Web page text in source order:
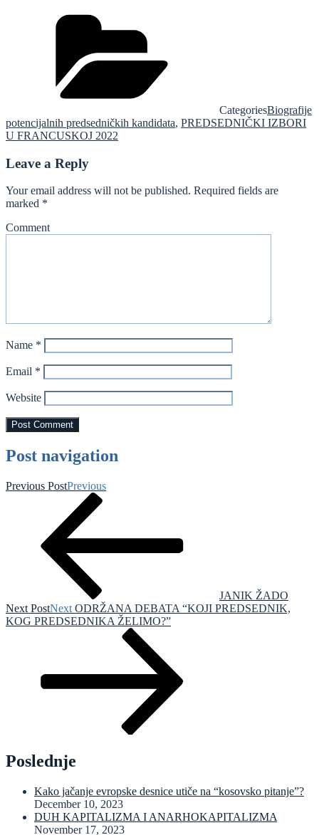
CategoriesBiografije
potencijalnih predsedničkih kandidata, PREDSEDNIČKI IZBORI
U FRANCUSKOJ 2022
Leave a Reply
Your email address will not be published. Required fields are
marked *
Comment
Name *
Email *
Website
Post navigation
Previous PostPrevious
JANIK ŽADO
Next PostNext ODRŽANA DEBATA “KOJI PREDSEDNIK,
KOG PREDSEDNIKA ŽELIMO?”
Poslednje
Kako jačanje evropske desnice utiče na “kosovsko pitanje”?
December 10, 2023
DUH KAPITALIZMA I ANARHOKAPITALIZMA
November 17, 2023